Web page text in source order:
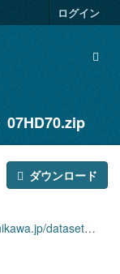
ログイン
07HD70.zip
ダウンロード
4335-af6e-ba31b13c5cc9/download/07hd70.zip